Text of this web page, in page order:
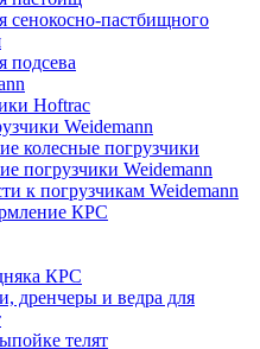
сенокосно-пастбищного
подсева
Hoftraс
Weidemann
колесные погрузчики
погрузчики Weidemann
к погрузчикам Weidemann
КРС
КРС
дренчеры и ведра для
телят